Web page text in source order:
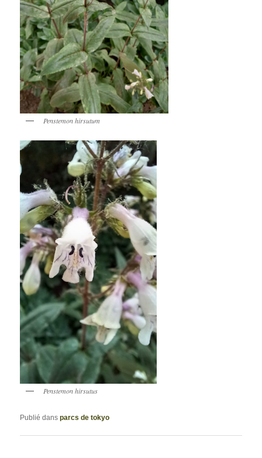
Penstemon hirsutum
Penstemon hirsutus
Publié dans parcs de tokyo